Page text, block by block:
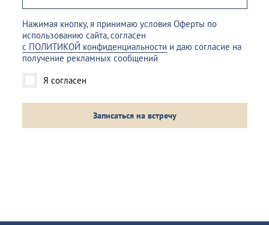
Нажимая кнопку, я принимаю условия Оферты по
использованию сайта, согласен
с ПОЛИТИКОЙ конфиденциальности и даю согласие на
получение рекламных сообщений
Я согласен